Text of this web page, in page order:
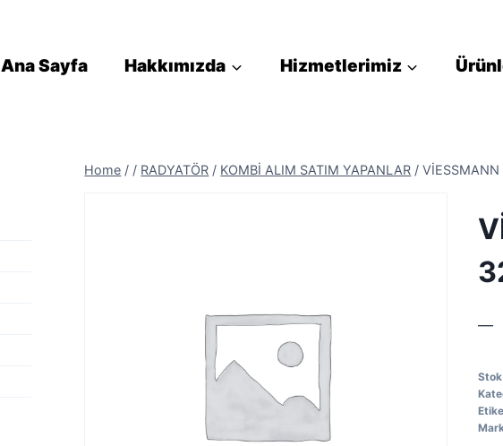
Ana Sayfa Hakkımızda Hizmetlerimiz
Home / / RADYATÖR / KOMBİ ALIM SATIM YAPANLAR /
—